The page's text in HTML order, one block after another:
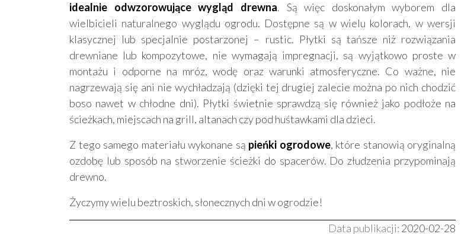
idealnie odwzorowujące wygląd drewna. Są więc doskonałym wyborem dla
wielbicieli naturalnego wyglądu ogrodu. Dostępne są w wielu kolorach, w wersji
klasycznej lub specjalnie postarzonej – rustic. Płytki są tańsze niż rozwiązania
drewniane lub kompozytowe, nie wymagają impregnacji, są wyjątkowo proste w
montażu i odporne na mróz, wodę oraz warunki atmosferyczne. Co ważne, nie
nagrzewają się ani nie wychładzają (dzięki tej drugiej zalecie można po nich chodzić
boso nawet w chłodne dni). Płytki świetnie sprawdzą się również jako podłoże na
ścieżkach, miejscach na grill, altanach czy pod huśtawkami dla dzieci.
Z tego samego materiału wykonane są pieńki ogrodowe, które stanowią oryginalną
ozdobę lub sposób na stworzenie ścieżki do spacerów. Do złudzenia przypominają
drewno.
Życzymy wielu beztroskich, słonecznych dni w ogrodzie!
Data publikacji: 2020-02-28